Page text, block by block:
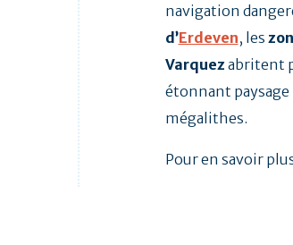
navigation
d’Erdeven, les
Varquezabritent
étonnant paysage
mégalithes.
Pour en savoir